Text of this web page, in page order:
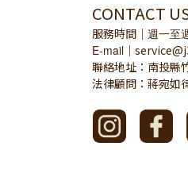
CONTACT
服務時間 ｜ 週一至
E-mail ｜
聯絡地址：南投縣
法律顧問：蔣宛如